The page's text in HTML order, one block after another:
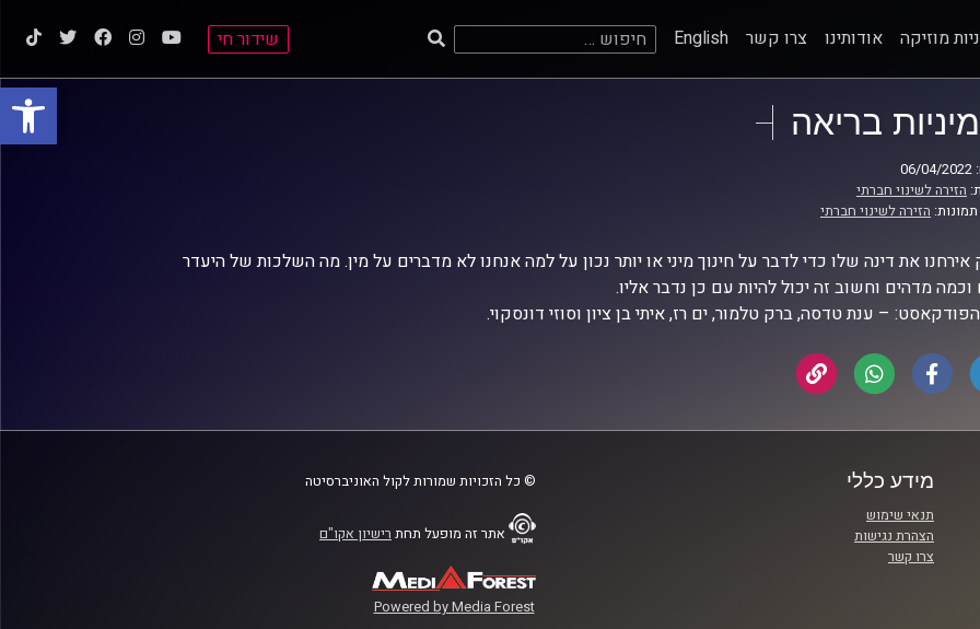
פתח
מוזיקה אודותינו צרו קשר English חיפוש: שידור חי
מיניות בריאה
הזירה לשינוי חברתי
הזירה לשינוי חברתי
את דינה שלו כדי לדבר על חינוך מיני או יותר נכון על למה אנחנו לא מדברים על מין. מה השלכות של היעדר
מדהים וחשוב זה יכול להיות עם כן נדבר אליו.
הפודקאסט: – ענת טדסה, ברק טלמור, ים רז, איתי בן ציון וסוזי דונסקוי.
מידע כללי
תנאי שימוש
הצהרת נגישות
צרו קשר
© כל הזכויות שמורות לקול האוניברסיטה
אתר זה מופעל תחת רישיון אקו"ם
Powered by Media Forest